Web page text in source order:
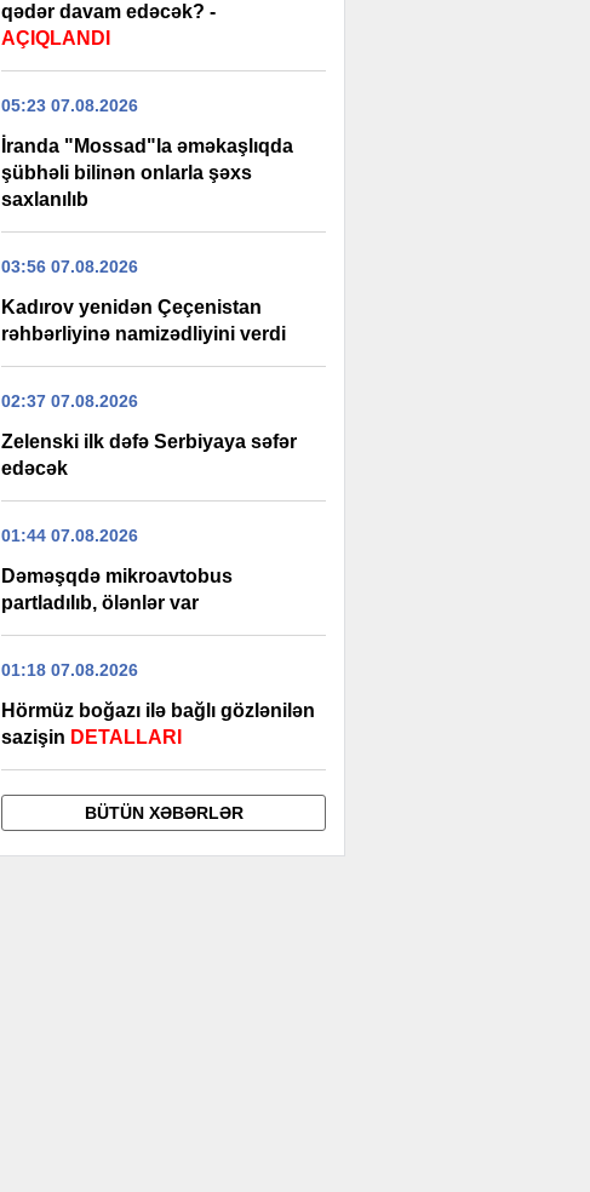
qədər davam edəcək? -
AÇIQLANDI
05:23 07.08.2026
İranda "Mossad"la əməkaşlıqda
şübhəli bilinən onlarla şəxs
saxlanılıb
03:56 07.08.2026
Kadırov yenidən Çeçenistan
rəhbərliyinə namizədliyini verdi
02:37 07.08.2026
Zelenski ilk dəfə Serbiyaya səfər
edəcək
01:44 07.08.2026
Dəməşqdə mikroavtobus
partladılıb, ölənlər var
01:18 07.08.2026
Hörmüz boğazı ilə bağlı gözlənilən
sazişin DETALLARI
BÜTÜN XƏBƏRLƏR